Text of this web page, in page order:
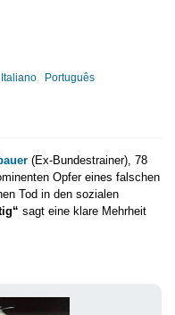
Italiano Português
(Ex-Bundestrainer), 78
Opfer eines falschen
Tod in den sozialen
sagt eine klare Mehrheit